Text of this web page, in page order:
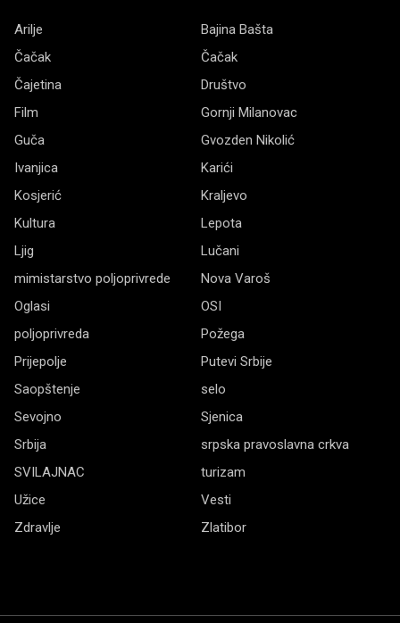
Arilje
Bajina Bašta
Čačak
Čačak
Čajetina
Društvo
Film
Gornji Milanovac
Guča
Gvozden Nikolić
Ivanjica
Karići
Kosjerić
Kraljevo
Kultura
Lepota
Ljig
Lučani
mimistarstvo poljoprivrede
Nova Varoš
Oglasi
OSI
poljoprivreda
Požega
Prijepolje
Putevi Srbije
Saopštenje
selo
Sevojno
Sjenica
Srbija
srpska pravoslavna crkva
SVILAJNAC
turizam
Užice
Vesti
Zdravlje
Zlatibor